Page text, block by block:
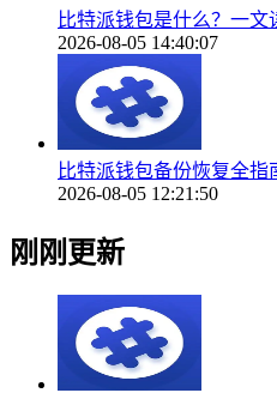
比特派钱包是什么？一
2026-08-05 14:40:07
比特派钱包备份恢复全
2026-08-05 12:21:50
刚刚更新